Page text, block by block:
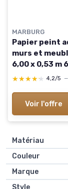
MARBURG
Papier peint
murs et
6,00 x 0,53 m
★★★★★
★★★★★ 4,2/5 —
Voir l'offre
Matériau
Couleur
Marque
Style